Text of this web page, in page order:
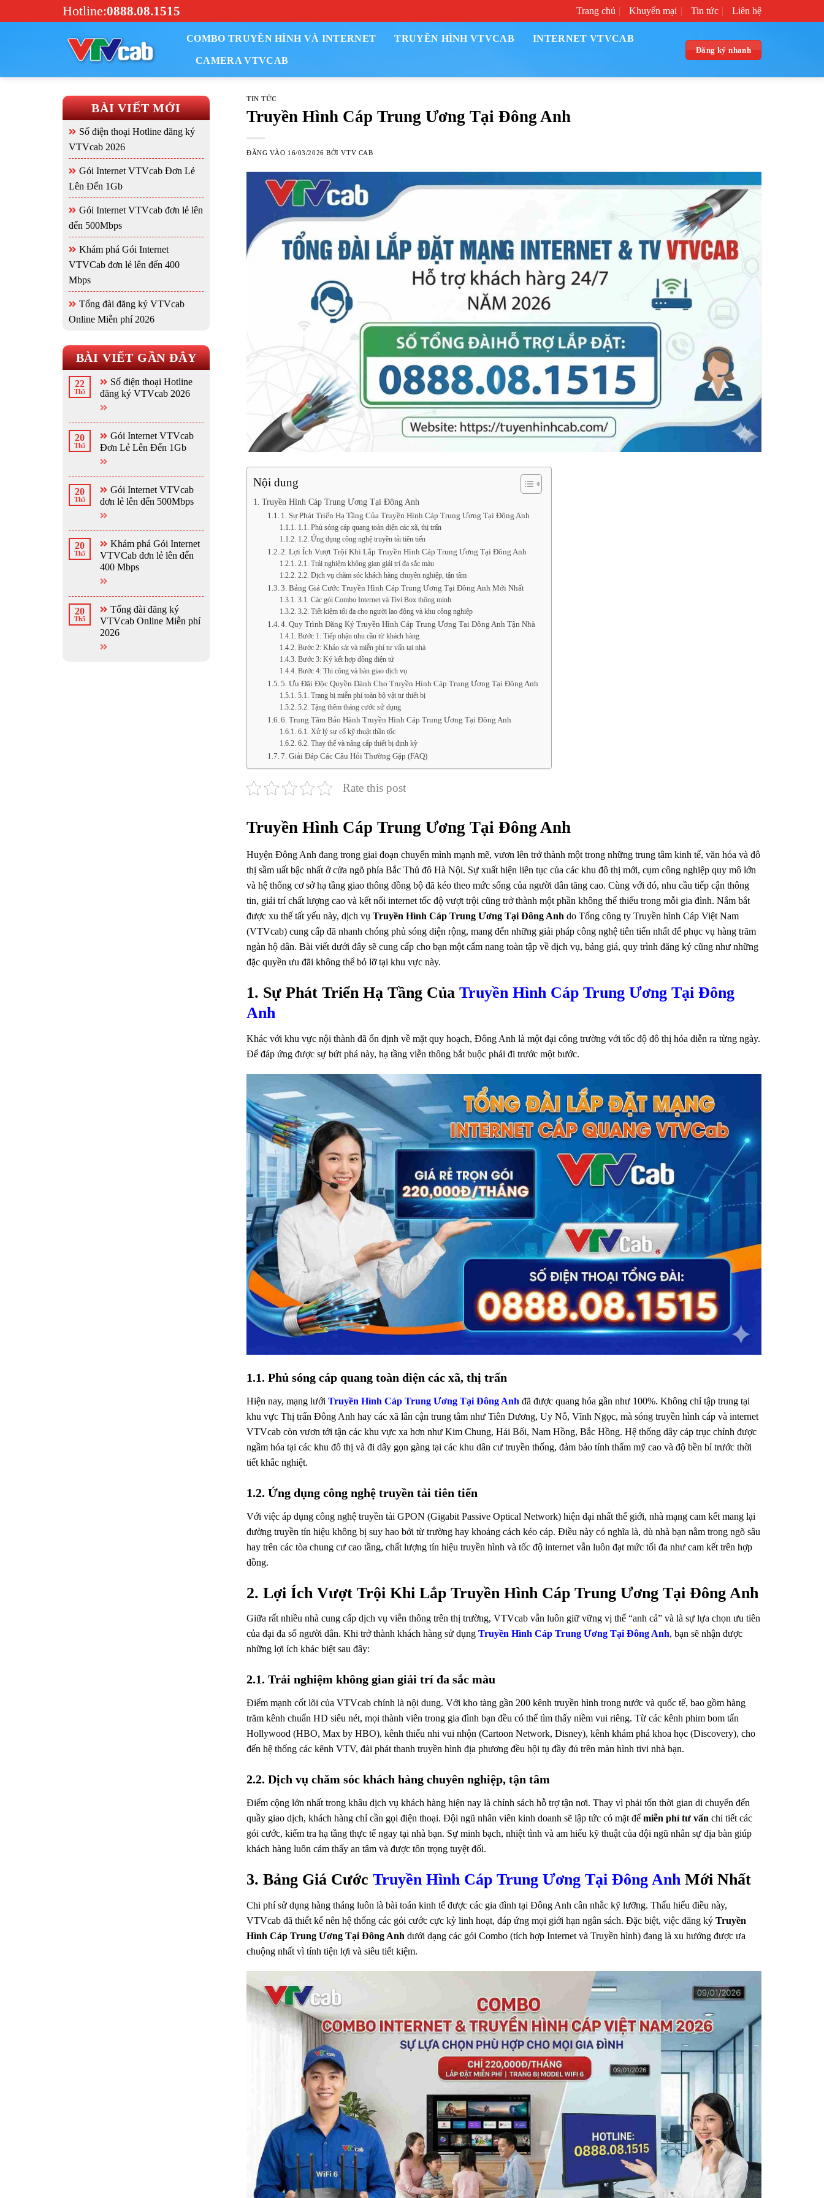
qua
Hotline:0888.08.1515 Trang chủ Khuyến mại Tin tức Liên hệ
COMBO TRUYỀN HÌNH VÀ INTERNET TRUYỀN HÌNH VTVCAB INTERNET VTVCAB
CAMERA VTVCAB
Đăng ký nhanh
BÀI VIẾT MỚI
Số điện thoại Hotline đăng ký
VTVcab 2026
Gói Internet VTVcab Đơn Lẻ
Lên Đến 1Gb
Gói Internet VTVcab đơn lẻ lên
đến 500Mbps
Khám phá Gói Internet
VTVCab đơn lẻ lên đến 400
Mbps
Tổng đài đăng ký VTVcab
Online Miễn phí 2026
BÀI VIẾT GẦN ĐÂY
22
Th5
Số điện thoại Hotline
đăng ký VTVcab 2026
20
Th5
Gói Internet VTVcab
Đơn Lẻ Lên Đến 1Gb
20
Th5
Gói Internet VTVcab
đơn lẻ lên đến 500Mbps
20
Th5
Khám phá Gói Internet
VTVCab đơn lẻ lên đến
400 Mbps
20
Th5
Tổng đài đăng ký
VTVcab Online Miễn phí
2026
TIN TỨC
Truyền Hình Cáp Trung Ương Tại Đông Anh
ĐĂNG VÀO 16/03/2026 BỞIVTV CAB
Nội dung
Truyền Hình Cáp Trung Ương Tại Đông Anh
1. Sự Phát Triển Hạ Tầng Của Truyền Hình Cáp Trung Ương Tại Đông Anh
1.1. Phủ sóng cáp quang toàn diện các xã, thị trấn
1.2. Ứng dụng công nghệ truyền tải tiên tiến
2. Lợi Ích Vượt Trội Khi Lắp Truyền Hình Cáp Trung Ương Tại Đông Anh
2.1. Trải nghiệm không gian giải trí đa sắc màu
2.2. Dịch vụ chăm sóc khách hàng chuyên nghiệp, tận tâm
3. Bảng Giá Cước Truyền Hình Cáp Trung Ương Tại Đông Anh Mới Nhất
3.1. Các gói Combo Internet và Tivi Box thông minh
3.2. Tiết kiệm tối đa cho người lao động và khu công nghiệp
4. Quy Trình Đăng Ký Truyền Hình Cáp Trung Ương Tại Đông Anh Tận Nhà
Bước 1: Tiếp nhận nhu cầu từ khách hàng
Bước 2: Khảo sát và miễn phí tư vấn tại nhà
Bước 3: Ký kết hợp đồng điện tử
Bước 4: Thi công và bàn giao dịch vụ
5. Ưu Đãi Độc Quyền Dành Cho Truyền Hình Cáp Trung Ương Tại Đông Anh
5.1. Trang bị miễn phí toàn bộ vật tư thiết bị
5.2. Tặng thêm tháng cước sử dụng
6. Trung Tâm Bảo Hành Truyền Hình Cáp Trung Ương Tại Đông Anh
6.1. Xử lý sự cố kỹ thuật thần tốc
6.2. Thay thế và nâng cấp thiết bị định kỳ
7. Giải Đáp Các Câu Hỏi Thường Gặp (FAQ)
Rate this post
Truyền Hình Cáp Trung Ương Tại Đông Anh
Huyện Đông Anh đang trong giai đoạn chuyển mình mạnh mẽ, vươn lên trở thành một trong những trung tâm kinh tế, văn hóa và đô
thị sầm uất bậc nhất ở cửa ngõ phía Bắc Thủ đô Hà Nội. Sự xuất hiện liên tục của các khu đô thị mới, cụm công nghiệp quy mô lớn
và hệ thống cơ sở hạ tầng giao thông đồng bộ đã kéo theo mức sống của người dân tăng cao. Cùng với đó, nhu cầu tiếp cận thông
tin, giải trí chất lượng cao và kết nối internet tốc độ vượt trội cũng trở thành một phần không thể thiếu trong mỗi gia đình. Nắm bắt
được xu thế tất yếu này, dịch vụ Truyền Hình Cáp Trung Ương Tại Đông Anh do Tổng công ty Truyền hình Cáp Việt Nam
(VTVcab) cung cấp đã nhanh chóng phủ sóng diện rộng, mang đến những giải pháp công nghệ tiên tiến nhất để phục vụ hàng trăm
ngàn hộ dân. Bài viết dưới đây sẽ cung cấp cho bạn một cẩm nang toàn tập về dịch vụ, bảng giá, quy trình đăng ký cũng như những
đặc quyền ưu đãi không thể bỏ lỡ tại khu vực này.
1. Sự Phát Triển Hạ Tầng Của Truyền Hình Cáp Trung Ương Tại Đông
Anh
Khác với khu vực nội thành đã ổn định về mặt quy hoạch, Đông Anh là một đại công trường với tốc độ đô thị hóa diễn ra từng ngày.
Để đáp ứng được sự bứt phá này, hạ tầng viễn thông bắt buộc phải đi trước một bước.
1.1. Phủ sóng cáp quang toàn diện các xã, thị trấn
Hiện nay, mạng lưới Truyền Hình Cáp Trung Ương Tại Đông Anh đã được quang hóa gần như 100%. Không chỉ tập trung tại
khu vực Thị trấn Đông Anh hay các xã lân cận trung tâm như Tiên Dương, Uy Nỗ, Vĩnh Ngọc, mà sóng truyền hình cáp và internet
VTVcab còn vươn tới tận các khu vực xa hơn như Kim Chung, Hải Bối, Nam Hồng, Bắc Hồng. Hệ thống dây cáp trục chính được
ngầm hóa tại các khu đô thị và đi dây gọn gàng tại các khu dân cư truyền thống, đảm bảo tính thẩm mỹ cao và độ bền bỉ trước thời
tiết khắc nghiệt.
1.2. Ứng dụng công nghệ truyền tải tiên tiến
Với việc áp dụng công nghệ truyền tải GPON (Gigabit Passive Optical Network) hiện đại nhất thế giới, nhà mạng cam kết mang lại
đường truyền tín hiệu không bị suy hao bởi từ trường hay khoảng cách kéo cáp. Điều này có nghĩa là, dù nhà bạn nằm trong ngõ sâu
hay trên các tòa chung cư cao tầng, chất lượng tín hiệu truyền hình và tốc độ internet vẫn luôn đạt mức tối đa như cam kết trên hợp
đồng.
2. Lợi Ích Vượt Trội Khi Lắp Truyền Hình Cáp Trung Ương Tại Đông Anh
Giữa rất nhiều nhà cung cấp dịch vụ viễn thông trên thị trường, VTVcab vẫn luôn giữ vững vị thế “anh cả” và là sự lựa chọn ưu tiên
của đại đa số người dân. Khi trở thành khách hàng sử dụng Truyền Hình Cáp Trung Ương Tại Đông Anh, bạn sẽ nhận được
những lợi ích khác biệt sau đây:
2.1. Trải nghiệm không gian giải trí đa sắc màu
Điểm mạnh cốt lõi của VTVcab chính là nội dung. Với kho tàng gần 200 kênh truyền hình trong nước và quốc tế, bao gồm hàng
trăm kênh chuẩn HD siêu nét, mọi thành viên trong gia đình bạn đều có thể tìm thấy niềm vui riêng. Từ các kênh phim bom tấn
Hollywood (HBO, Max by HBO), kênh thiếu nhi vui nhộn (Cartoon Network, Disney), kênh khám phá khoa học (Discovery), cho
đến hệ thống các kênh VTV, đài phát thanh truyền hình địa phương đều hội tụ đầy đủ trên màn hình tivi nhà bạn.
2.2. Dịch vụ chăm sóc khách hàng chuyên nghiệp, tận tâm
Điểm cộng lớn nhất trong khâu dịch vụ khách hàng hiện nay là chính sách hỗ trợ tận nơi. Thay vì phải tốn thời gian di chuyển đến
quầy giao dịch, khách hàng chỉ cần gọi điện thoại. Đội ngũ nhân viên kinh doanh sẽ lập tức có mặt để miễn phí tư vấn chi tiết các
gói cước, kiểm tra hạ tầng thực tế ngay tại nhà bạn. Sự minh bạch, nhiệt tình và am hiểu kỹ thuật của đội ngũ nhân sự địa bàn giúp
khách hàng luôn cảm thấy an tâm và được tôn trọng tuyệt đối.
3. Bảng Giá Cước Truyền Hình Cáp Trung Ương Tại Đông Anh Mới Nhất
Chi phí sử dụng hàng tháng luôn là bài toán kinh tế được các gia đình tại Đông Anh cân nhắc kỹ lưỡng. Thấu hiểu điều này,
VTVcab đã thiết kế nên hệ thống các gói cước cực kỳ linh hoạt, đáp ứng mọi giới hạn ngân sách. Đặc biệt, việc đăng ký Truyền
Hình Cáp Trung Ương Tại Đông Anh dưới dạng các gói Combo (tích hợp Internet và Truyền hình) đang là xu hướng được ưa
chuộng nhất vì tính tiện lợi và siêu tiết kiệm.